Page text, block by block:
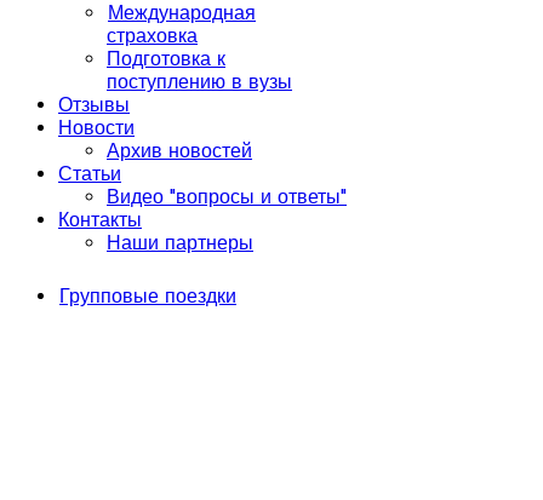
Международная
страховка
Подготовка к
поступлению в вузы
Отзывы
Новости
Архив новостей
Статьи
Видео "вопросы и ответы"
Контакты
Наши партнеры
Групповые поездки